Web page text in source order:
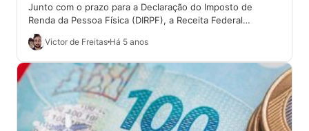
Junto com o prazo para a Declaração do Imposto de
Renda da Pessoa Física (DIRPF), a Receita Federal
anunciou, nesta última quarta-feira,...
Victor de Freitas Há 5 anos